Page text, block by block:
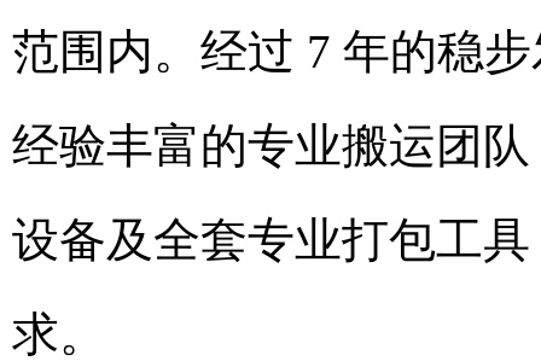
范围内。经过 7 年的稳
经验丰富的专业搬运团
设备及全套专业打包工
求。